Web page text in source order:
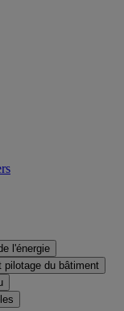
l'énergie
pilotage du bâtiment